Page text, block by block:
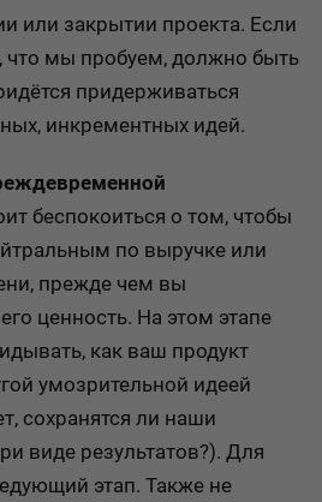
или закрытии проекта. Если
что мы пробуем, должно быть
придерживаться
инкрементных идей.
беспокоиться о том, чтобы
по выручке или
прежде чем вы
ценность. На этом этапе
как ваш продукт
умозрительной идеей
сохранятся ли наши
виде результатов?). Для
этап. Также не